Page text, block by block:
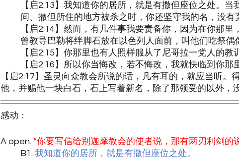
【启2:13】我知道你的居所，就是有撒但座位之处。
间、撒但所住的地方被杀之时，你还坚守我的名，没有
【启2:14】然而，有几件事我要责备你，因为在你那
曾教导巴勒将绊脚石放在以色列人面前，叫他们吃祭偶
【启2:15】你那里也有人照样服从了尼哥拉一党人的教
【启2:16】所以你当悔改，若不悔改，我就快临到你那
【启2:17】圣灵向众教会所说的话，凡有耳的，就应当听。
他，并赐他一块白石，石上写着新名，除了那领受的以外，
感动：
A open. “你要写信给别迦摩教会的使者说，那有两刃利剑的
B1. 我知道你的居所，就是有撒但座位之处。